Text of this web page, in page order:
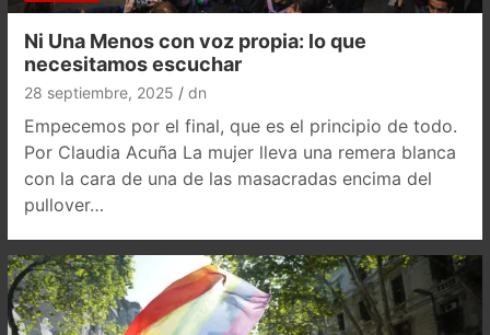
Ni Una Menos con voz propia: lo que
necesitamos escuchar
28 septiembre, 2025 dn
Empecemos por el final, que es el principio de todo.
Por Claudia Acuña La mujer lleva una remera blanca
con la cara de una de las masacradas encima del
pullover…